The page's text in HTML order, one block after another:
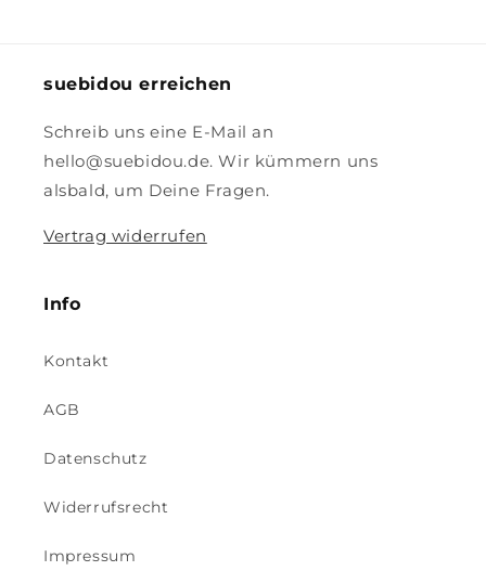
suebidou erreichen
Schreib uns eine E-Mail an
hello@suebidou.de. Wir kümmern uns
alsbald, um Deine Fragen.
Vertrag widerrufen
Info
Kontakt
AGB
Datenschutz
Widerrufsrecht
Impressum